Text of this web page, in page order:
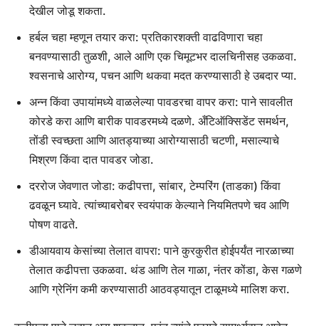
देखील जोडू शकता.
हर्बल चहा म्हणून तयार करा: प्रतिकारशक्ती वाढविणारा चहा
बनवण्यासाठी तुळशी, आले आणि एक चिमूटभर दालचिनीसह उकळवा.
श्वसनाचे आरोग्य, पचन आणि थकवा मदत करण्यासाठी हे उबदार प्या.
अन्न किंवा उपायांमध्ये वाळलेल्या पावडरचा वापर करा: पाने सावलीत
कोरडे करा आणि बारीक पावडरमध्ये दळणे. अँटिऑक्सिडेंट समर्थन,
तोंडी स्वच्छता आणि आतड्याच्या आरोग्यासाठी चटणी, मसाल्याचे
मिश्रण किंवा दात पावडर जोडा.
दररोज जेवणात जोडा: कढीपत्ता, सांबार, टेम्परिंग (ताडका) किंवा
ढवळून घ्यावे. त्यांच्याबरोबर स्वयंपाक केल्याने नियमितपणे चव आणि
पोषण वाढते.
डीआयवाय केसांच्या तेलात वापरा: पाने कुरकुरीत होईपर्यंत नारळाच्या
तेलात कढीपत्ता उकळवा. थंड आणि तेल गाळा, नंतर कोंडा, केस गळणे
आणि ग्रेनिंग कमी करण्यासाठी आठवड्यातून टाळूमध्ये मालिश करा.